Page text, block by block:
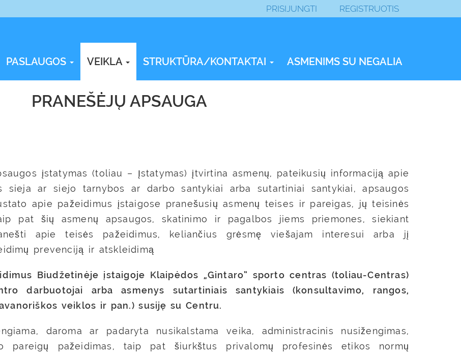
PRISIJUNGTI REGISTRUOTIS
PASLAUGOS VEIKLA STRUKTŪRA/KONTAKTAI ASMENIMS SU NEGALIA
PRANEŠĖJŲ APSAUGA
įstatymas (toliau – Įstatymas) įtvirtina asmenų, pateikusių informaciją apie
sieja ar siejo tarnybos ar darbo santykiai arba sutartiniai santykiai, apsaugos
apie pažeidimus įstaigose pranešusių asmenų teises ir pareigas, jų teisinės
pat šių asmenų apsaugos, skatinimo ir pagalbos jiems priemones, siekiant
apie teisės pažeidimus, keliančius grėsmę viešajam interesui arba jį
prevenciją ir atskleidimą
Biudžetinėje įstaigoje Klaipėdos „Gintaro“ sporto centras (toliau-Centras)
darbuotojai arba asmenys sutartiniais santykiais (konsultavimo, rangos,
veiklos ir pan.) susiję su Centru.
daroma ar padaryta nusikalstama veika, administracinis nusižengimas,
pareigų pažeidimas, taip pat šiurkštus privalomų profesinės etikos normų